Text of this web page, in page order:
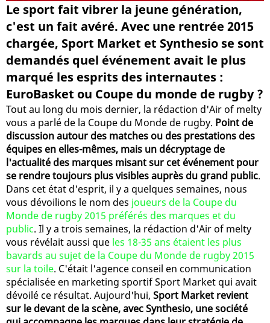
Le sport fait vibrer la jeune génération,
c'est un fait avéré. Avec une rentrée 2015
chargée, Sport Market et Synthesio se sont
demandés quel événement avait le plus
marqué les esprits des internautes :
EuroBasket ou Coupe du monde de rugby ?
Tout au long du mois dernier, la rédaction d'Air of melty
vous a parlé de la Coupe du Monde de rugby. Point de
discussion autour des matches ou des prestations des
équipes en elles-mêmes, mais un décryptage de
l'actualité des marques misant sur cet événement pour
se rendre toujours plus visibles auprès du grand public.
Dans cet état d'esprit, il y a quelques semaines, nous
vous dévoilions le nom des joueurs de la Coupe du
Monde de rugby 2015 préférés des marques et du
public. Il y a trois semaines, la rédaction d'Air of melty
vous révélait aussi que les 18-35 ans étaient les plus
bavards au sujet de la Coupe du Monde de rugby 2015
sur la toile. C'était l'agence conseil en communication
spécialisée en marketing sportif Sport Market qui avait
dévoilé ce résultat. Aujourd'hui, Sport Market revient
sur le devant de la scène, avec Synthesio, une société